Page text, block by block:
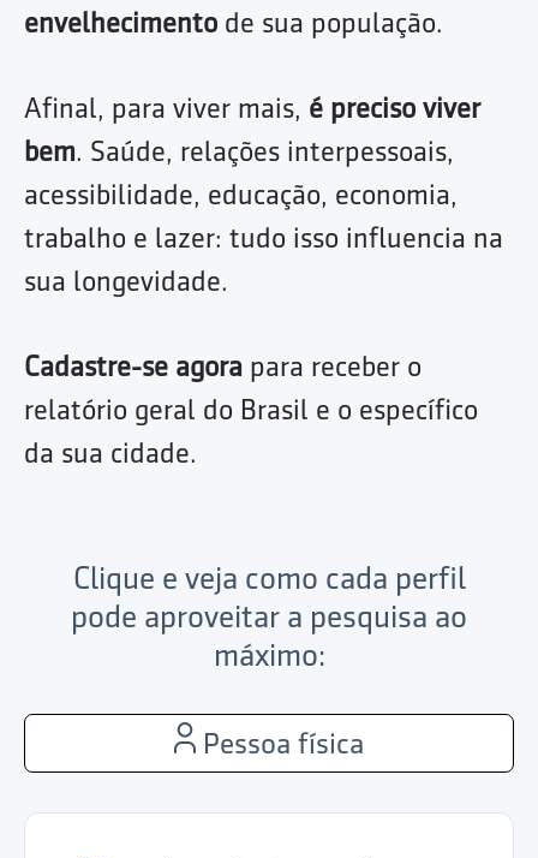
envelhecimento de sua população.
Afinal, para viver mais, é preciso viver
bem. Saúde, relações interpessoais,
acessibilidade, educação, economia,
trabalho e lazer: tudo isso influencia na
sua longevidade.
Cadastre-se agora para receber o
relatório geral do Brasil e o específico
da sua cidade.
Clique e veja como cada perfil
pode aproveitar a pesquisa ao
máximo:
Pessoa física